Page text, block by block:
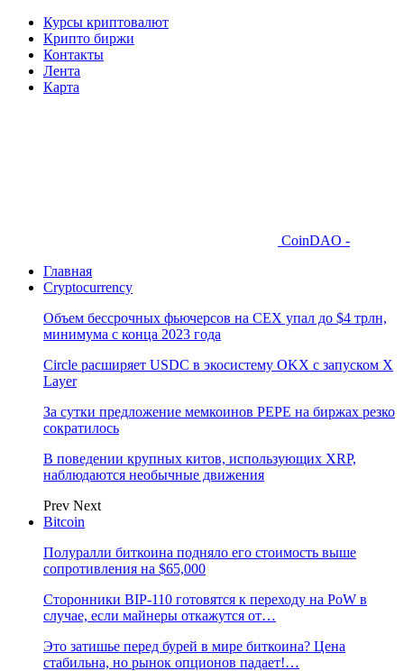
Курсы криптовалют
Крипто биржи
Контакты
Лента
Карта
CoinDAO -
Главная
Cryptocurrency
Объем бессрочных фьючерсов на CEX упал до $4 трлн,
минимума с конца 2023 года
Circle расширяет USDC в экосистему OKX с запуском X
Layer
За сутки предложение мемкоинов PEPE на биржах резко
сократилось
В поведении крупных китов, использующих XRP,
наблюдаются необычные движения
Prev Next
Bitcoin
Полуралли биткоина подняло его стоимость выше
сопротивления на $65,000
Сторонники BIP-110 готовятся к переходу на PoW в
случае, если майнеры откажутся от…
Это затишье перед бурей в мире биткоина? Цена
стабильна, но рынок опционов падает!…